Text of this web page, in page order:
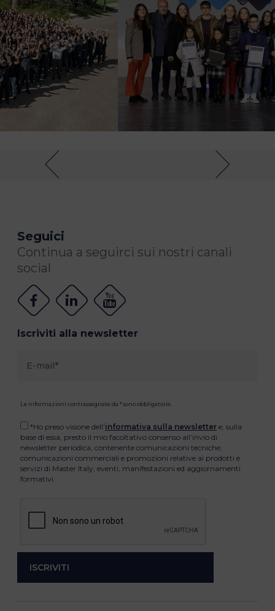
Seguici
Continua a seguirci sui nostri canali
social
Iscriviti alla newsletter
Le informazioni contrassegnate da * sono obbligatorie.
*Ho preso visione dell’informativa sulla newsletter e, sulla
base di essa, presto il mio facoltativo consenso all’invio di
newsletter periodica, contenente comunicazioni tecniche,
comunicazioni commerciali e promozioni relative ai prodotti e
servizi di Master Italy, eventi, manifestazioni ed aggiornamenti
formativi.